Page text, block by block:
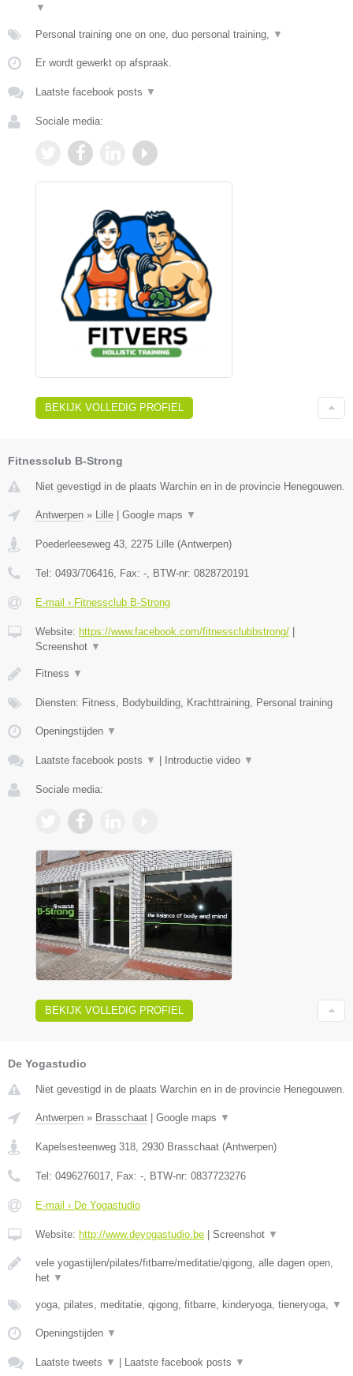
▼
Personal training one on one, duo personal training, ▼
Er wordt gewerkt op afspraak.
Laatste facebook posts ▼
Sociale media:
BEKIJK VOLLEDIG PROFIEL
Fitnessclub B-Strong
Niet gevestigd in de plaats Warchin en in de provincie Henegouwen.
Antwerpen » Lille | Google maps ▼
Poederleeseweg 43 2275 Lille (Antwerpen)
Tel: 0493/706416 , Fax: - , BTW-nr: 0828720191
E-mail › Fitnessclub B-Strong
Website: https://www.facebook.com/fitnessclubbstrong/ |
Screenshot ▼
Fitness ▼
Diensten: Fitness, Bodybuilding, Krachttraining, Personal training
Openingstijden ▼
Laatste facebook posts ▼ | Introductie video ▼
Sociale media:
BEKIJK VOLLEDIG PROFIEL
De Yogastudio
Niet gevestigd in de plaats Warchin en in de provincie Henegouwen.
Antwerpen » Brasschaat Google maps ▼
Kapelsesteenweg 318, 2930 Brasschaat (Antwerpen)
Tel: 0496276017, Fax: -, BTW-nr: 0837723276
E-mail › De Yogastudio
Website: http://www.deyogastudio.be Screenshot ▼
vele yogastijlen/pilates/fitbarre/meditatie/qigong, alle dagen open,
het ▼
yoga, pilates, meditatie, qigong, fitbarre, kinderyoga, tieneryoga, ▼
Openingstijden ▼
Laatste tweets ▼ Laatste facebook posts ▼